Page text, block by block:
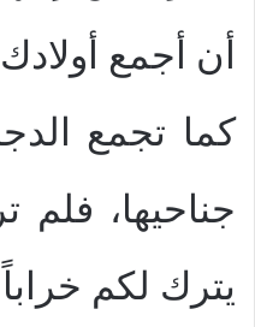
أن أجمع أولادك
كما تجمع
جناحيها، فلم
يترك لكم